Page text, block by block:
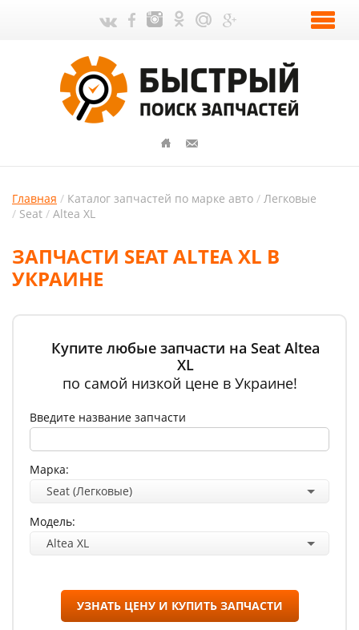
Главная Каталог запчастей по марке авто
Легковые
Seat
Altea XL
ЗАПЧАСТИ SEAT ALTEA XL В
УКРАИНЕ
Купите любые запчасти на Seat Altea
XL
по самой низкой цене в Украине!
Введите название запчасти
Марка:
Seat (Легковые)
Модель:
Altea XL
УЗНАТЬ ЦЕНУ И КУПИТЬ ЗАПЧАСТИ